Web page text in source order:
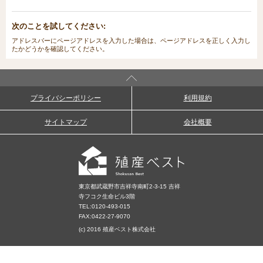
次のことを試してください:
アドレスバーにページアドレスを入力した場合は、ページアドレスを正しく入力し
たかどうかを確認してください。
プライバシーポリシー 利用規約
サイトマップ 会社概要
東京都武蔵野市吉祥寺南町2-3-15 吉祥
寺フコク生命ビル3階
TEL:0120-493-015
FAX:0422-27-9070
(c) 2016 殖産ベスト株式会社